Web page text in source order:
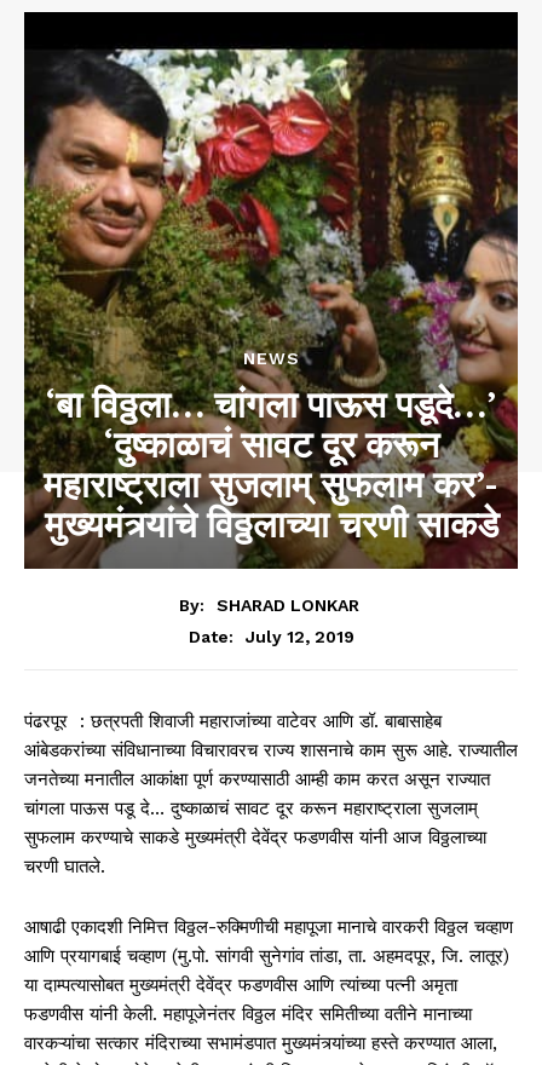
NEWS
‘बा विठ्ठला… चांगला पाऊस पडूदे…’
‘दुष्काळाचं सावट दूर करून
महाराष्ट्राला सुजलाम् सुफलाम कर’-
मुख्यमंत्र्यांचे विठ्ठलाच्या चरणी साकडे
By:
SHARAD LONKAR
Date:
July 12, 2019
पंढरपूर : छत्रपती शिवाजी महाराजांच्या वाटेवर आणि डॉ. बाबासाहेब
आंबेडकरांच्या संविधानाच्या विचारावरच राज्य शासनाचे काम सुरू आहे. राज्यातील
जनतेच्या मनातील आकांक्षा पूर्ण करण्यासाठी आम्ही काम करत असून राज्यात
चांगला पाऊस पडू दे… दुष्काळाचं सावट दूर करून महाराष्ट्राला सुजलाम्
सुफलाम करण्याचे साकडे मुख्यमंत्री देवेंद्र फडणवीस यांनी आज विठ्ठलाच्या
चरणी घातले.
आषाढी एकादशी निमित्त विठ्ठल-रुक्मिणीची महापूजा मानाचे वारकरी विठ्ठल चव्हाण
आणि प्रयागबाई चव्हाण (मु.पो. सांगवी सुनेगांव तांडा, ता. अहमदपूर, जि. लातूर)
या दाम्पत्यासोबत मुख्यमंत्री देवेंद्र फडणवीस आणि त्यांच्या पत्नी अमृता
फडणवीस यांनी केली. महापूजेनंतर विठ्ठल मंदिर समितीच्या वतीने मानाच्या
वारकऱ्यांचा सत्कार मंदिराच्या सभामंडपात मुख्यमंत्र्यांच्या हस्ते करण्यात आला,